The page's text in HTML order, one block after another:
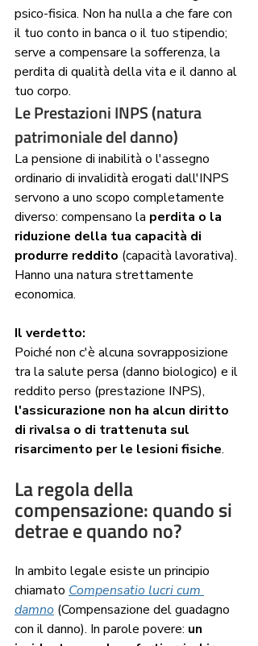
psico-fisica. Non ha nulla a che fare con
il tuo conto in banca o il tuo stipendio;
serve a compensare la sofferenza, la
perdita di qualità della vita e il danno al
tuo corpo.
Le Prestazioni INPS (natura
patrimoniale del danno)
La pensione di inabilità o l'assegno
ordinario di invalidità erogati dall'INPS
servono a uno scopo completamente
diverso: compensano la perdita o la
riduzione della tua capacità di
produrre reddito (capacità lavorativa).
Hanno una natura strettamente
economica.
Il verdetto:
Poiché non c'è alcuna sovrapposizione
tra la salute persa (danno biologico) e il
reddito perso (prestazione INPS),
l'assicurazione non ha alcun diritto
di rivalsa o di trattenuta sul
risarcimento per le lesioni fisiche.
La regola della
compensazione: quando si
detrae e quando no?
In ambito legale esiste un principio
chiamato Compensatio lucri cum
damno (Compensazione del guadagno
con il danno). In parole povere: un